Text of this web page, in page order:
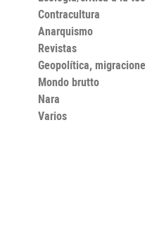
Contracultura
Anarquismo
Revistas
Geopolítica,
Mondo brutto
Nara
Varios